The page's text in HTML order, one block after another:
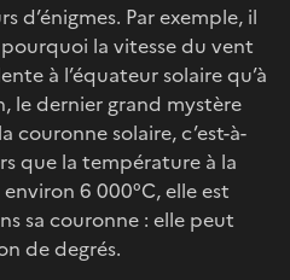
d’énigmes. Par exemple, il
la vitesse du vent
à l’équateur solaire qu’à
le dernier grand mystère
solaire, c’est-à-
que la température à la
6 000°C, elle est
sa couronne : elle peut
de degrés.